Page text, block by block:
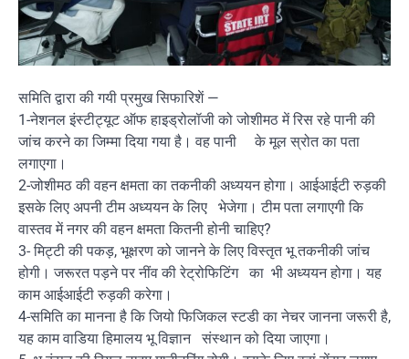
समिति द्वारा की गयी प्रमुख सिफारिशें —
1-नेशनल इंस्टीट्यूट ऑफ हाइड्रोलॉजी को जोशीमठ में रिस रहे पानी की
जांच करने का जिम्मा दिया गया है। वह पानी के मूल स्रोत का पता
लगाएगा।
2-जोशीमठ की वहन क्षमता का तकनीकी अध्ययन होगा। आईआईटी रुड़की
इसके लिए अपनी टीम अध्ययन के लिए भेजेगा। टीम पता लगाएगी कि
वास्तव में नगर की वहन क्षमता कितनी होनी चाहिए?
3- मिट्टी की पकड़, भूक्षरण को जानने के लिए विस्तृत भू तकनीकी जांच
होगी। जरूरत पड़ने पर नींव की रेट्रोफिटिंग का भी अध्ययन होगा। यह
काम आईआईटी रुड़की करेगा।
4-समिति का मानना है कि जियो फिजिकल स्टडी का नेचर जानना जरूरी है,
यह काम वाडिया हिमालय भू विज्ञान संस्थान को दिया जाएगा।